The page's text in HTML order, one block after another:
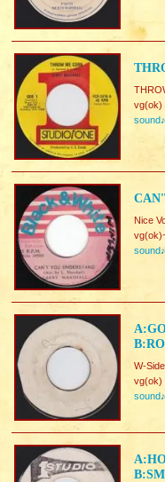
vg(ok)
sound♪
Nice
sound♪
W-
vg(ok)
sound♪